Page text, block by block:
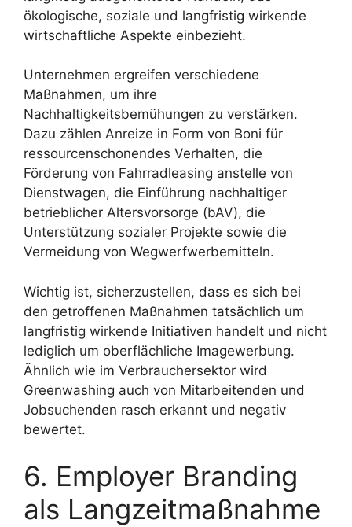
ökologische, soziale und langfristig wirkende
wirtschaftliche Aspekte einbezieht.
Unternehmen ergreifen verschiedene
Maßnahmen, um ihre
Nachhaltigkeitsbemühungen zu verstärken.
Dazu zählen Anreize in Form von Boni für
ressourcenschonendes Verhalten, die
Förderung von Fahrradleasing anstelle von
Dienstwagen, die Einführung nachhaltiger
betrieblicher Altersvorsorge (bAV), die
Unterstützung sozialer Projekte sowie die
Vermeidung von Wegwerfwerbemitteln.
Wichtig ist, sicherzustellen, dass es sich bei
den getroffenen Maßnahmen tatsächlich um
langfristig wirkende Initiativen handelt und nicht
lediglich um oberflächliche Imagewerbung.
Ähnlich wie im Verbrauchersektor wird
Greenwashing auch von Mitarbeitenden und
Jobsuchenden rasch erkannt und negativ
bewertet.
6. Employer Branding
als Langzeitmaßnahme